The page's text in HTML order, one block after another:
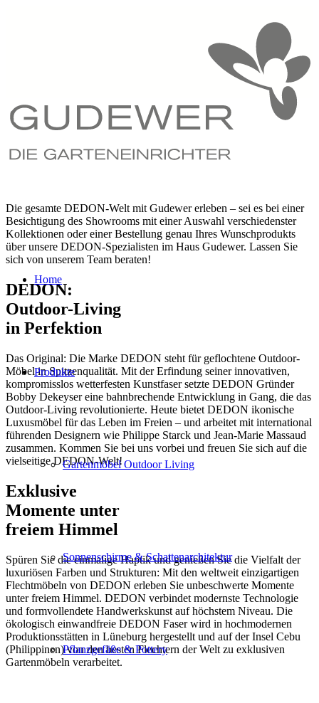
Home
Produkte
Gartenmöbel Outdoor Living
Sonnenschirme & Schattenarchitektur
Pflanzgefäße & Pottery
Die gesamte DEDON-Welt mit Gudewer erleben – sei es bei einer
Besichtigung des Showrooms mit einer Auswahl verschiedenster
Kollektionen oder einer Bestellung genau Ihres Wunschprodukts
über unsere DEDON-Spezialisten im Haus Gudewer. Lassen Sie
sich von unserem Team beraten!
DEDON:
Outdoor-Living
in Perfektion
Das Original: Die Marke DEDON steht für geflochtene Outdoor-
Möbel in Spitzenqualität. Mit der Erfindung seiner innovativen,
kompromisslos wetterfesten Kunstfaser setzte DEDON Gründer
Bobby Dekeyser eine bahnbrechende Entwicklung in Gang, die das
Outdoor-Living revolutionierte. Heute bietet DEDON ikonische
Luxusmöbel für das Leben im Freien – und arbeitet mit international
führenden Designern wie Philippe Starck und Jean-Marie Massaud
zusammen. Kommen Sie bei uns vorbei und freuen Sie sich auf die
vielseitige DEDON-Welt!
Exklusive
Momente unter
freiem Himmel
Spüren Sie die einmalige Haptik und genießen Sie die Vielfalt der
luxuriösen Farben und Strukturen: Mit den weltweit einzigartigen
Flechtmöbeln von DEDON erleben Sie unbeschwerte Momente
unter freiem Himmel. DEDON verbindet modernste Technologie
und formvollendete Handwerkskunst auf höchstem Niveau. Die
ökologisch einwandfreie DEDON Faser wird in hochmodernen
Produktionsstätten in Lüneburg hergestellt und auf der Insel Cebu
(Philippinen) von den besten Flechtern der Welt zu exklusiven
Gartenmöbeln verarbeitet.